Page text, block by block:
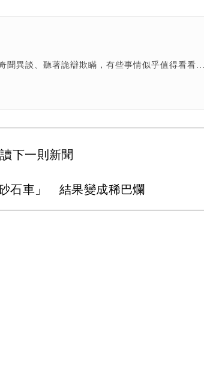
異談、聽著詭辯欺瞞，有些事情似乎值得看看....
下一則新聞
石車」 結果變成稀巴爛